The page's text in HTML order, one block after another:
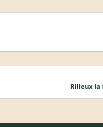
Rilleux la